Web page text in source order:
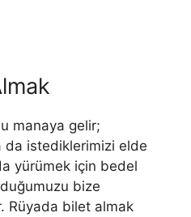
manaya gelir;
da istediklerimizi elde
yürümek için bedel
bize
Rüyada bilet almak